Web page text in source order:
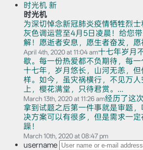
时光机 新
时光机
为深切悼念新冠肺炎疫情牺牲烈
灰色调运营至4月5日凌晨！给您
解！愿逝者安息，愿生者奋发，愿
April 4th, 2020 at 11:04 am十七年岁月
歇。每一份热爱都不负期待，每一
十七年，岁月悠长，山河无恙，
样。如今，虽灾祸横行，不见万
上，樱花满堂，只待君赏。...
March 13th, 2020 at 11:26 am经历了这
拿到试题之后第一件事就是审题
决方案可以有很多，但是需求一
躁！
March 10th, 2020 at 08:47 pm
username